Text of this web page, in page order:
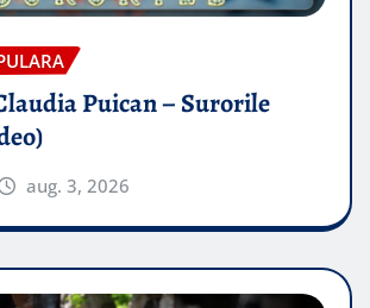
Puican – Surorile
aug. 3, 2026